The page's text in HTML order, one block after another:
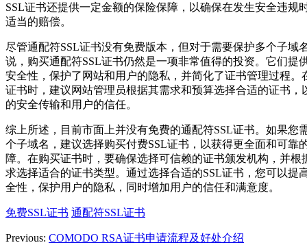
SSL证书还提供一定金额的保险保障，以确保在发生安全违规
适当的赔偿。
尽管通配符SSL证书没有免费版本，但对于需要保护多个子域
说，购买通配符SSL证书仍然是一项非常值得的投资。它们提
安全性，保护了网站和用户的隐私，并简化了证书管理过程。
证书时，建议网站管理员根据其需求和预算选择合适的证书，
的安全传输和用户的信任。
综上所述，目前市面上并没有免费的通配符SSL证书。如果您
个子域名，建议选择购买付费SSL证书，以获得更全面和可靠
障。在购买证书时，要确保选择可信赖的证书颁发机构，并根
求选择适合的证书类型。通过选择合适的SSL证书，您可以提
全性，保护用户的隐私，同时增加用户的信任和满意度。
免费SSL证书 通配符SSL证书
Previous: COMODO RSA证书申请流程及好处介绍